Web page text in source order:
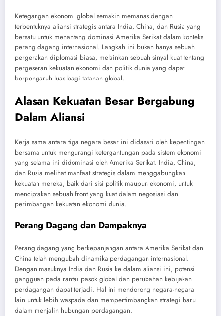
Ketegangan ekonomi global semakin memanas dengan
terbentuknya aliansi strategis antara India, China, dan Rusia yang
bersatu untuk menantang dominasi Amerika Serikat dalam konteks
perang dagang internasional. Langkah ini bukan hanya sebuah
pergerakan diplomasi biasa, melainkan sebuah sinyal kuat tentang
pergeseran kekuatan ekonomi dan politik dunia yang dapat
berpengaruh luas bagi tatanan global.
Alasan Kekuatan Besar Bergabung
Dalam Aliansi
Kerja sama antara tiga negara besar ini didasari oleh kepentingan
bersama untuk mengurangi ketergantungan pada sistem ekonomi
yang selama ini didominasi oleh Amerika Serikat. India, China,
dan Rusia melihat manfaat strategis dalam menggabungkan
kekuatan mereka, baik dari sisi politik maupun ekonomi, untuk
menciptakan sebuah front yang kuat dalam negosiasi dan
perimbangan kekuatan ekonomi dunia.
Perang Dagang dan Dampaknya
Perang dagang yang berkepanjangan antara Amerika Serikat dan
China telah mengubah dinamika perdagangan internasional.
Dengan masuknya India dan Rusia ke dalam aliansi ini, potensi
gangguan pada rantai pasok global dan perubahan kebijakan
perdagangan dapat terjadi. Hal ini mendorong negara-negara
lain untuk lebih waspada dan mempertimbangkan strategi baru
dalam menjalin hubungan perdagangan.